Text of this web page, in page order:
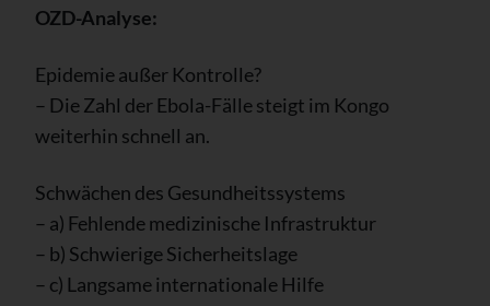
OZD-Analyse:
Epidemie außer Kontrolle?
– Die Zahl der Ebola-Fälle steigt im Kongo
weiterhin schnell an.
Schwächen des Gesundheitssystems
– a) Fehlende medizinische Infrastruktur
– b) Schwierige Sicherheitslage
– c) Langsame internationale Hilfe